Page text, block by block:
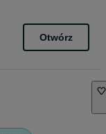
Otwórz